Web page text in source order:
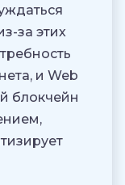
за этих
и Web
блокчейн